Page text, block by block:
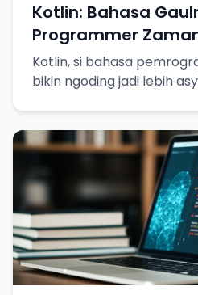
Kotlin: Bahasa
Programmer
Kotlin, si bahasa
bikin ngoding jadi lebih